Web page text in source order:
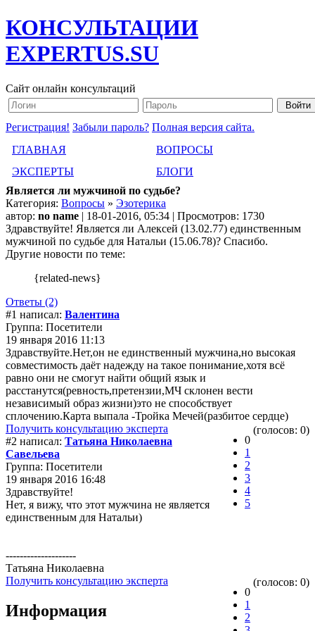
КОНСУЛЬТАЦИИ
EXPERTUS.SU
Сайт онлайн консультаций
Регистрация! Забыли пароль? Полная версия сайта.
ГЛАВНАЯ
ВОПРОСЫ
ЭКСПЕРТЫ
БЛОГИ
Является ли мужчиной по судьбе?
Категория: Вопросы » Эзотерика
автор: no name | 18-01-2016, 05:34 | Просмотров: 1730
Здравствуйте! Является ли Алексей (13.02.77) единственным
мужчиной по судьбе для Натальи (15.06.78)? Спасибо.
Другие новости по теме:
{related-news}
Ответы (2)
#1 написал: Валентина
Группа: Посетители
19 января 2016 11:13
Здравствуйте.Нет,он не единственный мужчина,но высокая
совместимость даёт надежду на такое понимание,хотя всё
равно они не смогут найти общий язык и
расстанутся(ревность,претензии,МЧ склонен вести
независимый образ жизни)это не способствует
сплочению.Карта выпала -Тройка Мечей(разбитое сердце)
Получить консультацию эксперта
0
1
2
3
4
5
(голосов: 0)
#2 написал: Татьяна Николаевна
Савельева
Группа: Посетители
19 января 2016 16:48
Здравствуйте!
Нет, я вижу, что этот мужчина не является
единственным для Натальи)
--------------------
Татьяна Николаевна
Получить консультацию эксперта
0
1
2
(голосов: 0)
Информация